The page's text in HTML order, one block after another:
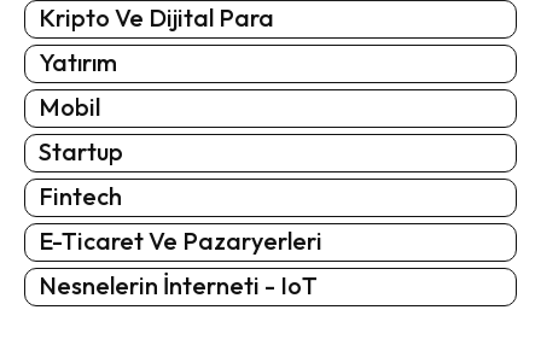
Kripto Ve Dijital Para
Yatırım
Mobil
Startup
Fintech
E-Ticaret Ve Pazaryerleri
Nesnelerin İnterneti - IoT